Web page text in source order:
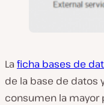
La ficha bases de
de la base de datos
consumen la mayor